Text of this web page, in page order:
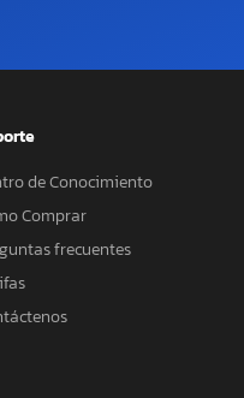
de Conocimiento
Comprar
frecuentes